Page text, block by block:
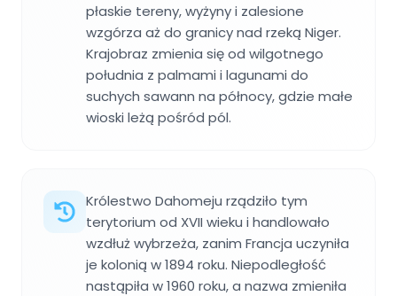
płaskie tereny, wyżyny i zalesione
wzgórza aż do granicy nad rzeką Niger.
Krajobraz zmienia się od wilgotnego
południa z palmami i lagunami do
suchych sawann na północy, gdzie małe
wioski leżą pośród pól.
Królestwo Dahomeju rządziło tym
terytorium od XVII wieku i handlowało
wzdłuż wybrzeża, zanim Francja uczyniła
je kolonią w 1894 roku. Niepodległość
nastąpiła w 1960 roku, a nazwa zmieniła